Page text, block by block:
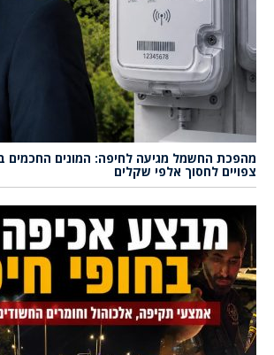
מהפכת החשמל מגיעה לחיפה: המונים החכמים
צפויים לחסוך אלפי שקלים